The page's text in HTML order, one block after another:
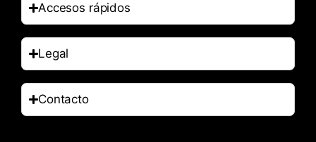
Accesos rápidos
Legal
Contacto